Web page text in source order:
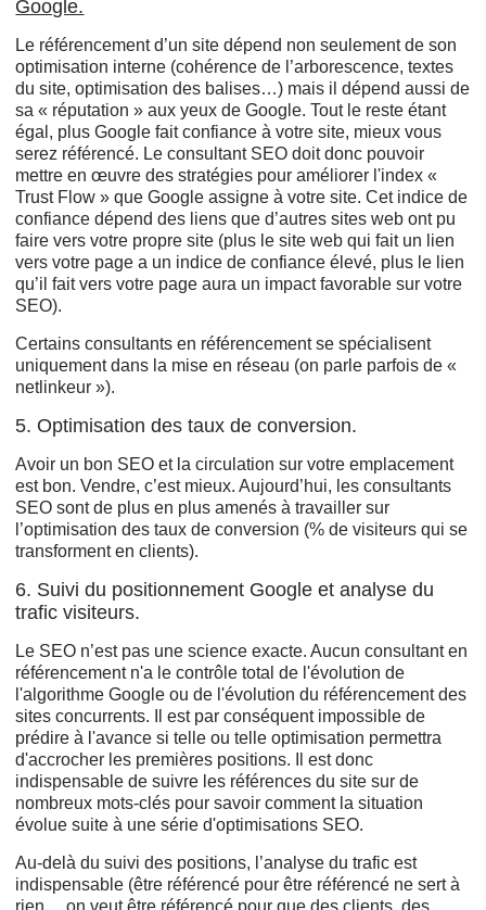
Google.
Le référencement d’un site dépend non seulement de son
optimisation interne (cohérence de l’arborescence, textes
du site, optimisation des balises…) mais il dépend aussi de
sa « réputation » aux yeux de Google. Tout le reste étant
égal, plus Google fait confiance à votre site, mieux vous
serez référencé. Le consultant SEO doit donc pouvoir
mettre en œuvre des stratégies pour améliorer l'index «
Trust Flow » que Google assigne à votre site. Cet indice de
confiance dépend des liens que d’autres sites web ont pu
faire vers votre propre site (plus le site web qui fait un lien
vers votre page a un indice de confiance élevé, plus le lien
qu’il fait vers votre page aura un impact favorable sur votre
SEO).
Certains consultants en référencement se spécialisent
uniquement dans la mise en réseau (on parle parfois de «
netlinkeur »).
5. Optimisation des taux de conversion.
Avoir un bon SEO et la circulation sur votre emplacement
est bon. Vendre, c’est mieux. Aujourd’hui, les consultants
SEO sont de plus en plus amenés à travailler sur
l’optimisation des taux de conversion (% de visiteurs qui se
transforment en clients).
6. Suivi du positionnement Google et analyse du
trafic visiteurs.
Le SEO n’est pas une science exacte. Aucun consultant en
référencement n'a le contrôle total de l'évolution de
l'algorithme Google ou de l'évolution du référencement des
sites concurrents. Il est par conséquent impossible de
prédire à l'avance si telle ou telle optimisation permettra
d'accrocher les premières positions. Il est donc
indispensable de suivre les références du site sur de
nombreux mots-clés pour savoir comment la situation
évolue suite à une série d'optimisations SEO.
Au-delà du suivi des positions, l’analyse du trafic est
indispensable (être référencé pour être référencé ne sert à